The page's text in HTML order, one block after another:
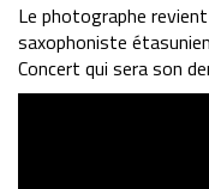
Le photographe
saxophoniste
Concert qui sera son